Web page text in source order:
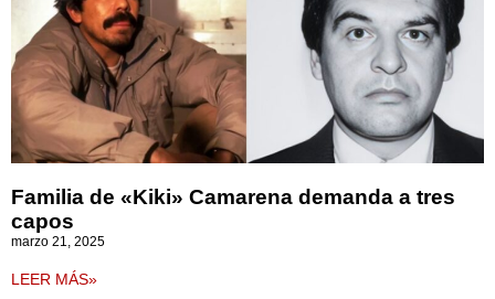
Familia de «Kiki» Camarena demanda a tres
capos
marzo 21, 2025
LEER MÁS»